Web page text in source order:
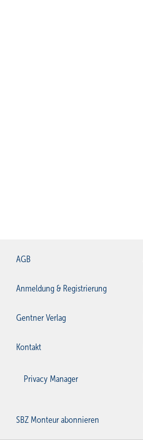
AGB
Anmeldung & Registrierung
Gentner Verlag
Kontakt
Privacy Manager
SBZ Monteur abonnieren